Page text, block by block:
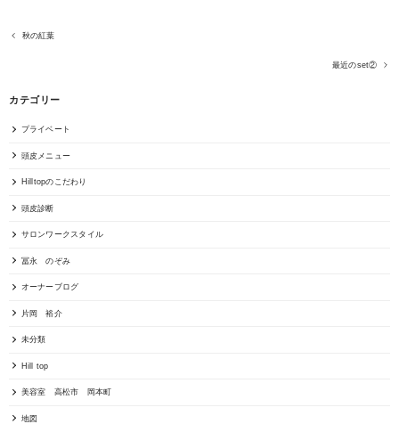
秋の紅葉
最近のset②
カテゴリー
プライベート
頭皮メニュー
Hilltopのこだわり
頭皮診断
サロンワークスタイル
冨永 のぞみ
オーナーブログ
片岡 裕介
未分類
Hill top
美容室 高松市 岡本町
地図